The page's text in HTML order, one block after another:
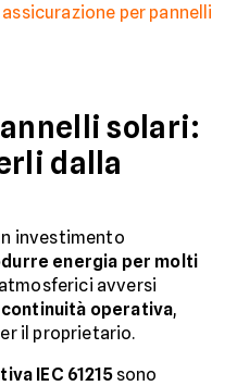
per pannelli
solari:
dalla
investimento
energia per molti
avversi
operativa,
il proprietario.
IEC 61215sono